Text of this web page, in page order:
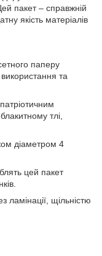
пакет – справжній
якість матеріалів
паперу
та
тлі,
діаметром 4
цей пакет
ламінації, щільністю